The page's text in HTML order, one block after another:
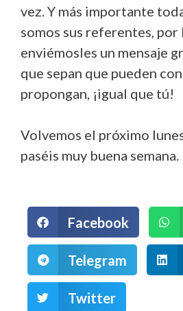
vez. Y más importante
somos sus referentes, por
enviémosles un mensaje
que sepan que pueden
propongan, ¡igual que tú!
Volvemos el próximo
paséis muy buena semana.
Facebook
Telegram
Twitter